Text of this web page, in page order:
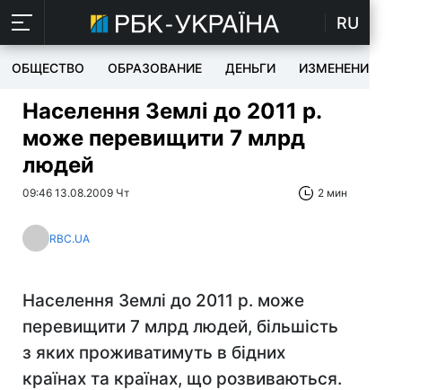
RU
ОБЩЕСТВО ОБРАЗОВАНИЕ ДЕНЬГИ ИЗМЕНЕНИЯ
Населення Землі до 2011 р.
може перевищити 7 млрд
людей
09:46 13.08.2009 Чт 2 мин
RBC.UA
Населення Землі до 2011 р. може
перевищити 7 млрд людей, більшість
з яких проживатимуть в бідних
країнах та країнах, що розвиваються.